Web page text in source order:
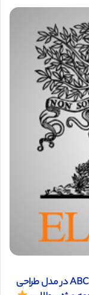
دانلود ترجمه مقاله فرمولاسیون و راه حل بر پایه ABC در مدل طراحی